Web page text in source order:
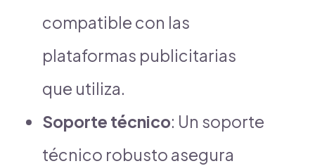
compatible con las
plataformas publicitarias
que utiliza.
Soporte técnico: Un soporte
técnico robusto asegura